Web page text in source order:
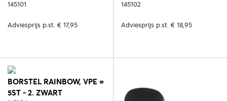
145101
Adviesprijs p.st. € 17,95
145102
Adviesprijs p.st. € 18,95
BORSTEL RAINBOW, VPE =
5ST - 2. ZWART